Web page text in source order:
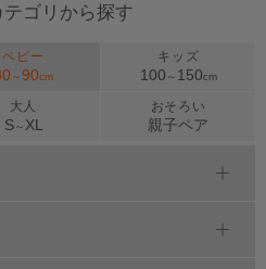
ゴリから探す
ベビー
～90cm
キッズ
100 ～ 150cm
大人
S～ XL
おそろい
親子ペア